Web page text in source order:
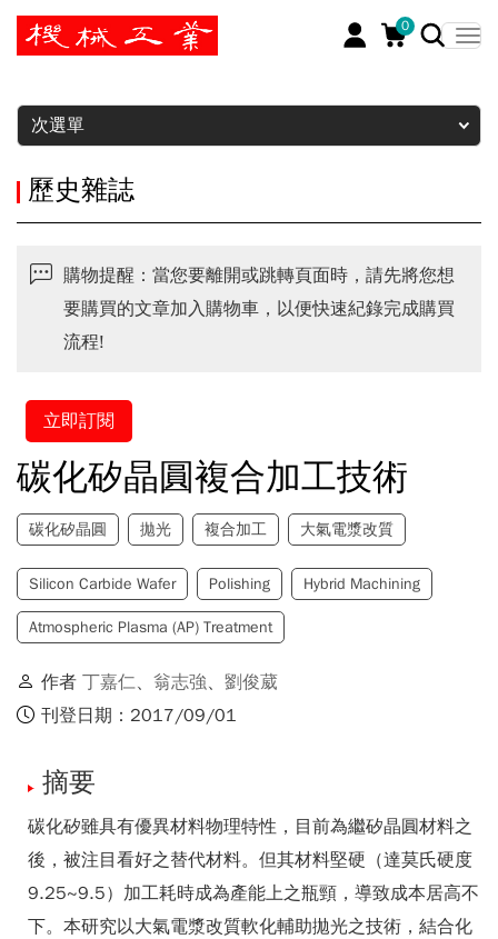
0
暫停
次選單
歷史雜誌
購物提醒：當您要離開或跳轉頁面時，請先將您想
要購買的文章加入購物車，以便快速紀錄完成購買
流程!
立即訂閱
碳化矽晶圓複合加工技術
碳化矽晶圓 拋光 複合加工 大氣電漿改質
Silicon Carbide Wafer Polishing Hybrid Machining
Atmospheric Plasma (AP) Treatment
作者 丁嘉仁、 翁志強、 劉俊葳
刊登日期：2017/09/01
摘要
碳化矽雖具有優異材料物理特性，目前為繼矽晶圓材料之
後，被注目看好之替代材料。但其材料堅硬（達莫氏硬度
9.25~9.5）加工耗時成為產能上之瓶頸，導致成本居高不
下。本研究以大氣電漿改質軟化輔助拋光之技術，結合化